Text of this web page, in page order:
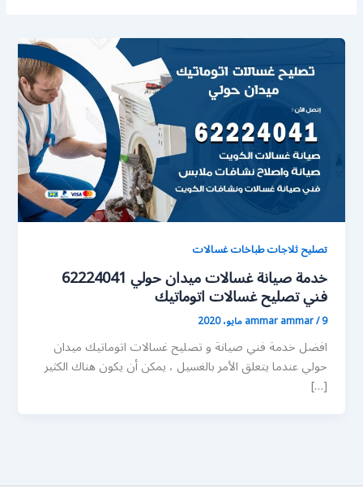
تصليح ثلاجات طباخات غسالات
خدمة صيانة غسالات ميدان حولي 62224041
فني تصليح غسالات اتوماتيك
ammar ammar/9 مايو، 2020
افضل خدمة فني صيانة و تصليح غسالات اتوماتيك ميدان
حولي عندما يتعلق الأمر بالغسيل ، يمكن أن يكون هناك الكثير
[…]